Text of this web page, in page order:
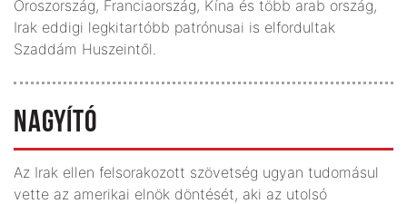
Oroszország, Franciaország, Kína és több arab ország,
Irak eddigi legkitartóbb patrónusai is elfordultak
Szaddám Huszeintől.
NAGYÍTÓ
Az Irak ellen felsorakozott szövetség ugyan tudomásul
vette az amerikai elnök döntését, aki az utolsó